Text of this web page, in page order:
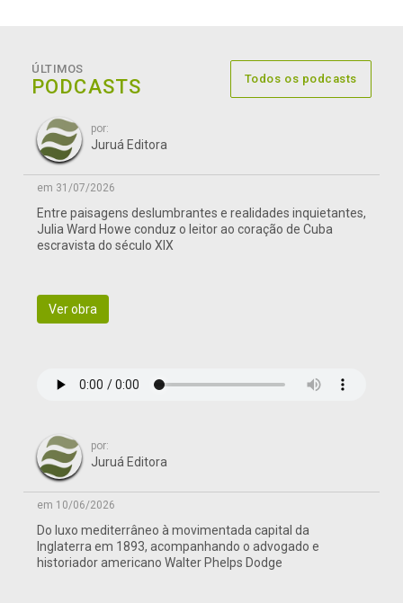
ÚLTIMOS
PODCASTS Todos os podcasts
por:
Juruá Editora
em 31/07/2026
Entre paisagens deslumbrantes e realidades inquietantes,
Julia Ward Howe conduz o leitor ao coração de Cuba
escravista do século XIX
Ver obra
por:
Juruá Editora
em 10/06/2026
Do luxo mediterrâneo à movimentada capital da
Inglaterra em 1893, acompanhando o advogado e
historiador americano Walter Phelps Dodge